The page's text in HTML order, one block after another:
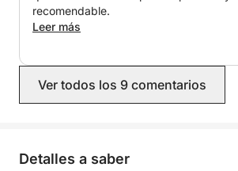
recomendable.
Leer más
Ver todos los 9 comentarios
Detalles a saber